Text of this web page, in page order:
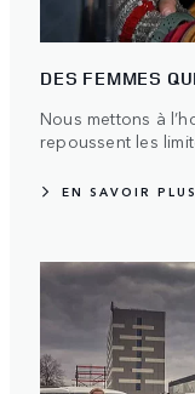
DES FEMMES
Nous mettons à
repoussent les
EN SAVOIR PLUS